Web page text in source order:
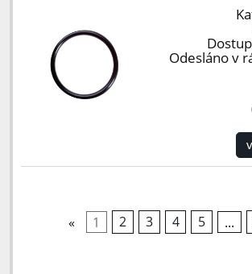
Odesláno v
« 1 2 3 4 5 ...